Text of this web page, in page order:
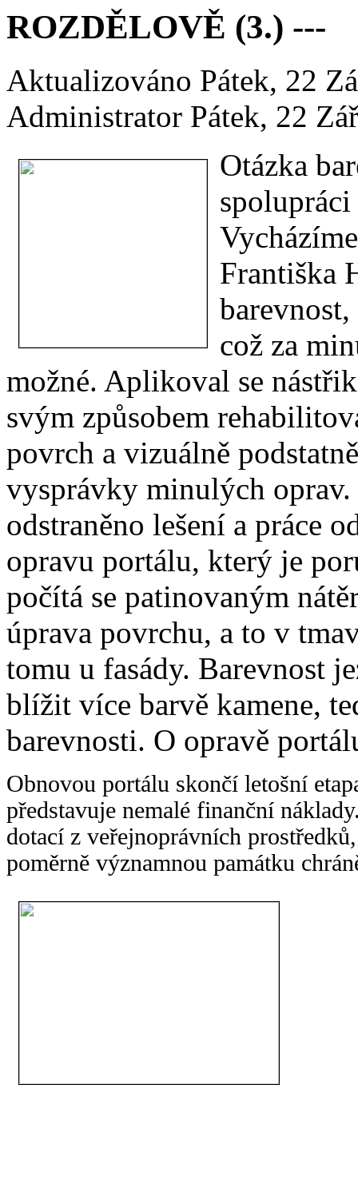
ROZDĚLOVĚ (3.) ---
Aktualizováno Pátek, 22
Administrator Pátek, 22
Otázka
Františka
což za
možné. Aplikoval se
svým způsobem
povrch a vizuálně
vysprávky minulých
odstraněno lešení a práce
opravu portálu, který je
počítá se patinovaným
úprava povrchu, a to v
tomu u fasády. Barevnost
blížit více barvě kamene,
barevnosti. O opravě
Obnovou portálu skončí letošní
představuje nemalé finanční
dotací z veřejnoprávních
poměrně významnou památku